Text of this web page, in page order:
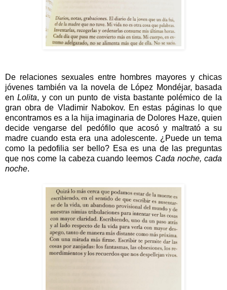
De relaciones sexuales entre hombres mayores y chicas
jóvenes también va la novela de López Mondéjar, basada
enLolita, y con un punto de vista bastante polémico de la
gran obra de Vladimir Nabokov. En estas páginas lo que
encontramos es a la hija imaginaria de Dolores Haze, quien
decide vengarse del pedófilo que acosó y maltrató a su
madre cuando esta era una adolescente. ¿Puede un tema
como la pedofilia ser bello? Esa es una de las preguntas
que nos come la cabeza cuando leemos Cada noche, cada
noche.